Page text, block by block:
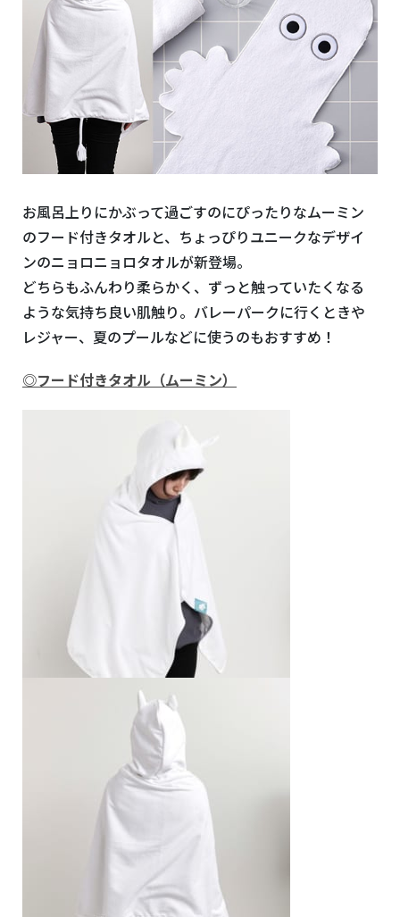
お風呂上りにかぶって過ごすのにぴったりなムーミン
のフード付きタオルと、ちょっぴりユニークなデザイ
ンのニョロニョロタオルが新登場。
どちらもふんわり柔らかく、ずっと触っていたくなる
ような気持ち良い肌触り。バレーパークに行くときや
レジャー、夏のプールなどに使うのもおすすめ！
◎フード付きタオル（ムーミン）